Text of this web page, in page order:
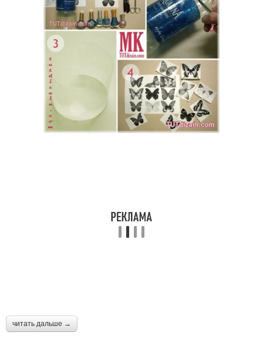
читать дальше →